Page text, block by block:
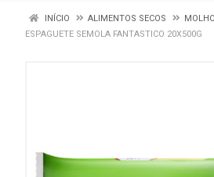
INÍCIO ALIMENTOS SECOS
ESPAGUETE SEMOLA FANTASTICO 20X500G